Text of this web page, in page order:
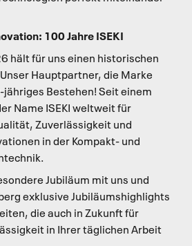
100 Jahre ISEKI
hält für uns einen historischen
Hauptpartner, die Marke
Bestehen! Seit einem
Name ISEKI weltweit für
Zuverlässigkeit und
in der Kompakt- und
Jubiläum mit uns und
exklusive Jubiläumshighlights
die auch in Zukunft für
in Ihrer täglichen Arbeit